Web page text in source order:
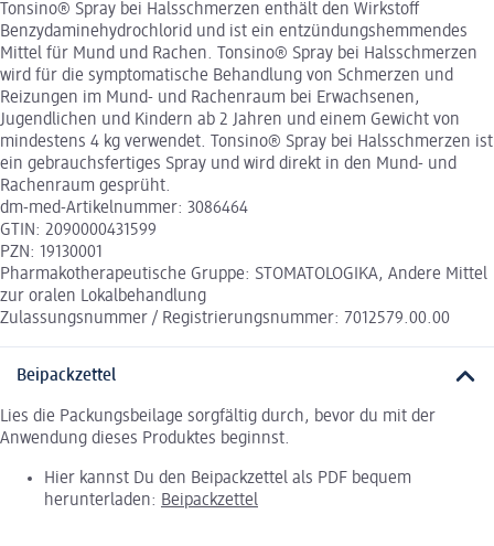
Tonsino® Spray bei Halsschmerzen enthält den Wirkstoff
Benzydaminehydrochlorid und ist ein entzündungshemmendes
Mittel für Mund und Rachen. Tonsino® Spray bei Halsschmerzen
wird für die symptomatische Behandlung von Schmerzen und
Reizungen im Mund- und Rachenraum bei Erwachsenen,
Jugendlichen und Kindern ab 2 Jahren und einem Gewicht von
mindestens 4 kg verwendet. Tonsino® Spray bei Halsschmerzen ist
ein gebrauchsfertiges Spray und wird direkt in den Mund- und
Rachenraum gesprüht.
dm-med-Artikelnummer: 3086464
GTIN: 2090000431599
PZN: 19130001
Pharmakotherapeutische Gruppe: STOMATOLOGIKA, Andere Mittel
zur oralen Lokalbehandlung
Zulassungsnummer / Registrierungsnummer: 7012579.00.00
Beipackzettel
Lies die Packungsbeilage sorgfältig durch, bevor du mit der
Anwendung dieses Produktes beginnst.
Hier kannst Du den Beipackzettel als PDF bequem
herunterladen: Beipackzettel